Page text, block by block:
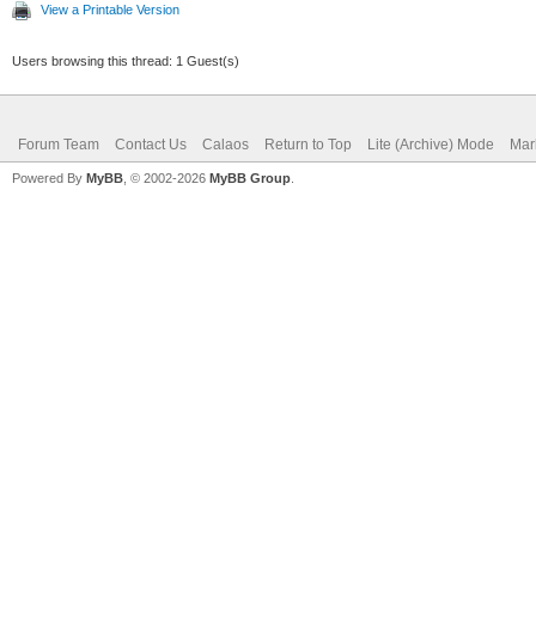
View a Printable Version
Users browsing this thread: 1 Guest(s)
Forum Team Contact Us Calaos Return to Top Lite (Archive) Mode
Powered By MyBB , © 2002-2026 MyBB Group